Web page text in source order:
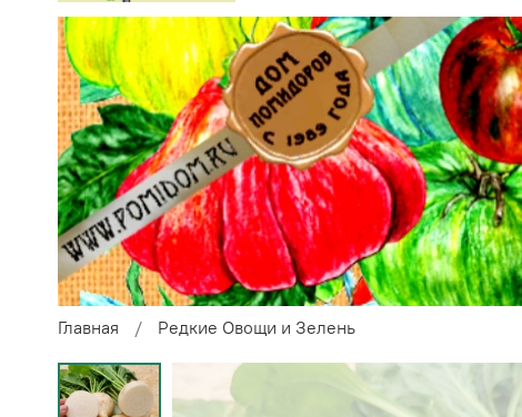
Главная Редкие Овощи и Зелень